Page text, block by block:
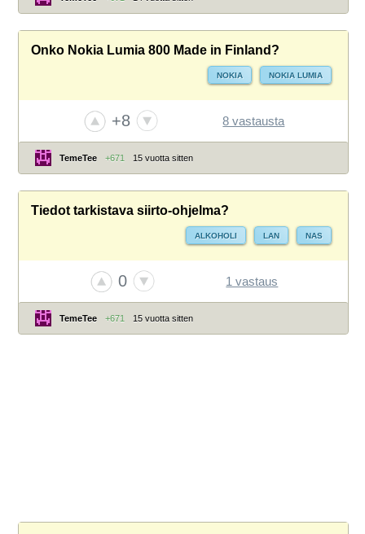
Onko Nokia Lumia 800 Made in Finland?
NOKIA NOKIA LUMIA
+8 8 vastausta
TemeTee +671 15 vuotta sitten
Tiedot tarkistava siirto-ohjelma?
ALKOHOLI LAN NAS
0 1 vastaus
TemeTee +671 15 vuotta sitten